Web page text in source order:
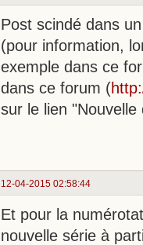
Post scindé dans
(pour information,
exemple dans ce
dans ce forum (
sur le lien
12-04-2015 02:58:44
Et pour la
nouvelle série à